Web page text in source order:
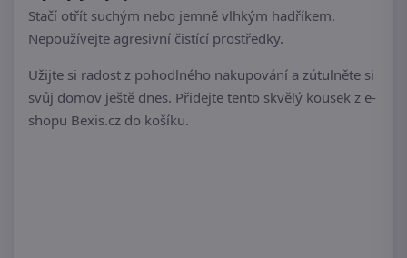
Stačí otřít suchým nebo jemně vlhkým hadříkem.
Nepoužívejte agresivní čistící prostředky.
Užijte si radost z pohodlného nakupování a zútulněte si
svůj domov ještě dnes. Přidejte tento skvělý kousek z e-
shopu Bexis.cz do košíku.